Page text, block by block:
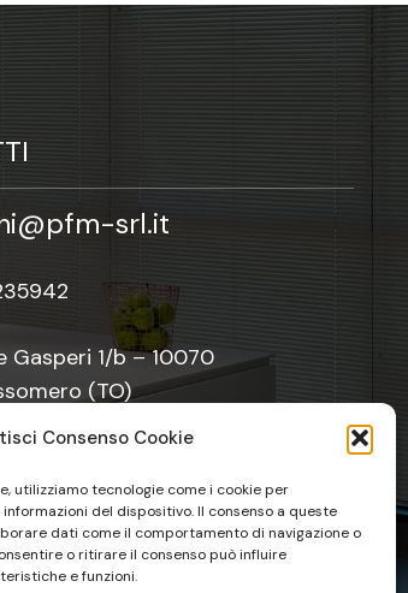
Consenso Cookie
utilizziamo tecnologie come i cookie per
del dispositivo. Il consenso a queste
dati come il comportamento di navigazione o
o ritirare il consenso può influire
e funzioni.
srl.it
Gasperi 1/b – 10070
(TO)